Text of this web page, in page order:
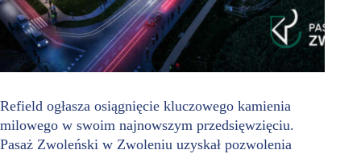
Refield ogłasza osiągnięcie kluczowego kamienia
milowego w swoim najnowszym przedsięwzięciu.
Pasaż Zwoleński w Zwoleniu uzyskał pozwolenia